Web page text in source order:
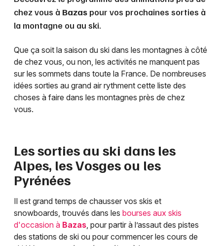
chez vous à Bazas pour vos prochaines sorties à
la montagne ou au ski.
Que ça soit la saison du ski dans les montagnes à côté
de chez vous, ou non, les activités ne manquent pas
sur les sommets dans toute la France. De nombreuses
idées sorties au grand air rythment cette liste des
choses à faire dans les montagnes près de chez
vous.
Les sorties au ski dans les
Alpes, les Vosges ou les
Pyrénées
Il est grand temps de chausser vos skis et
snowboards, trouvés dans les bourses aux skis
d'occasion à Bazas, pour partir à l’assaut des pistes
des stations de ski ou pour commencer les cours de